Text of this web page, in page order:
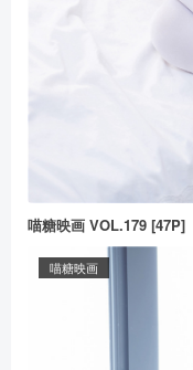
喵糖映画 VOL.179 [47P]
喵糖映画